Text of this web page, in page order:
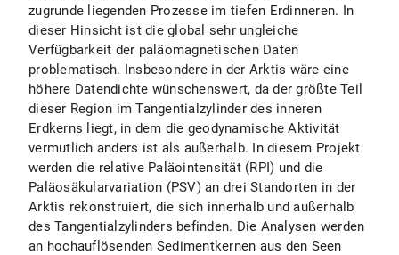
zugrunde liegenden Prozesse im tiefen Erdinneren. In
dieser Hinsicht ist die global sehr ungleiche
Verfügbarkeit der paläomagnetischen Daten
problematisch. Insbesondere in der Arktis wäre eine
höhere Datendichte wünschenswert, da der größte Teil
dieser Region im Tangentialzylinder des inneren
Erdkerns liegt, in dem die geodynamische Aktivität
vermutlich anders ist als außerhalb. In diesem Projekt
werden die relative Paläointensität (RPI) und die
Paläosäkularvariation (PSV) an drei Standorten in der
Arktis rekonstruiert, die sich innerhalb und außerhalb
des Tangentialzylinders befinden. Die Analysen werden
an hochauflösenden Sedimentkernen aus den Seen